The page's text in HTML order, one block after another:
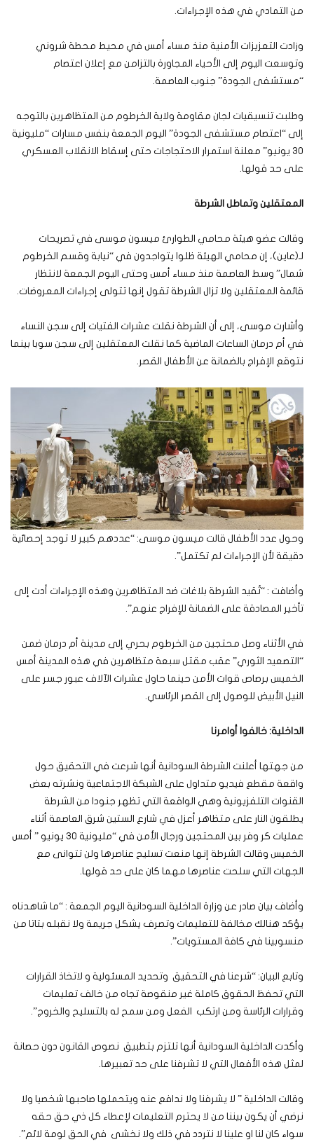
من التمادي في هذه الإجراءات.
وزادت التعزيزات الأمنية منذ مساء أمس في محيط محطة شروني
وتوسعت اليوم إلى الأحياء المجاورة بالتزامن مع إعلان اعتصام
“مستشفى الجودة” جنوب العاصمة.
وطلبت تنسيقيات لجان مقاومة ولاية الخرطوم من المتظاهرين بالتوجه
إلى “اعتصام مستشفى الجودة” اليوم الجمعة بنفس مسارات “مليونية
30 يونيو” معلنة استمرار الاحتجاجات حتى إسقاط الانقلاب العسكري
على حد قولها.
المعتقلين وتماطل الشرطة
وقالت عضو هيئة محامي الطوارئ ميسون موسى في تصريحات
لـ(عاين)، إن محامي الهيئة ظلوا يتواجدون في “نيابة وقسم الخرطوم
شمال” وسط العاصمة منذ مساء أمس وحتى اليوم الجمعة لانتظار
قائمة المعتقلين ولا تزال الشرطة تقول إنها تتولى إجراءات المعروضات.
وأشارت موسى، إلى أن الشرطة نقلت عشرات الفتيات إلى سجن النساء
في أم درمان الساعات الماضية كما نقلت المعتقلين إلى سجن سوبا بينما
نتوقع الإفراج بالضمانة عن الأطفال القصر.
وحول عدد الأطفال قالت ميسون موسى: “عددهم كبير لا توجد إحصائية
دقيقة لأن الإجراءات لم تكتمل”.
وأضافت : “تُقيد الشرطة بلاغات ضد المتظاهرين وهذه الإجراءات أدت إلى
تأخير المصادقة على الضمانة للإفراج عنهم”.
في الأثناء وصل محتجين من الخرطوم بحري إلى مدينة أم درمان ضمن
“التصعيد الثوري” عقب مقتل سبعة متظاهرين في هذه المدينة أمس
الخميس برصاص قوات الأمن حينما حاول عشرات الآلاف عبور جسر على
النيل الأبيض للوصول إلى القصر الرئاسي.
الداخلية: خالفوا أوامرنا
من جهتها أعلنت الشرطة السودانية أنها شرعت في التحقيق حول
واقعة مقطع فيديو متداول على الشبكة الاجتماعية ونشرته بعض
القنوات التلفزيونية وهي الواقعة التي تظهر جنودا من الشرطة
يطلقون النار على متظاهر أعزل في شارع الستين شرق العاصمة أثناء
عمليات كر وفر بين المحتجين ورجال الأمن في “مليونية 30 يونيو ” أمس
الخميس وقالت الشرطة إنها منعت تسليح عناصرها ولن تتوانى مع
الجهات التي سلحت عناصرها مهما كان على حد قولها.
وأضاف بيان صادر عن وزارة الداخلية السودانية اليوم الجمعة : “ما شاهدناه
يؤكد هنالك مخالفة للتعليمات وتصرف يشكل جريمة ولا نقبله بتاتا من
منسوبينا في كافة المستويات”.
وتابع البيان: “شرعنا في التحقيق وتحديد المسئولية و لاتخاذ القرارات
التي تحفظ الحقوق كاملة غير منقوصة تجاه من خالف تعليمات
وقرارات الرئاسة ومن ارتكب الفعل ومن سمح له بالتسليح والخروج”.
وأكدت الداخلية السودانية أنها تلتزم بتطبيق نصوص القانون دون حصانة
لمثل هذه الأفعال التي لا تشرفنا على حد تعبيرها.
وقالت الداخلية ” لا يشرفنا ولا ندافع عنه ويتحملها صاحبها شخصيا ولا
نرضي أن يكون بيننا من لا يحترم التعليمات لإعطاء كل ذي حق حقه
سواء كان لنا او علينا لا نتردد في ذلك ولا نخشى في الحق لومة لائم”.